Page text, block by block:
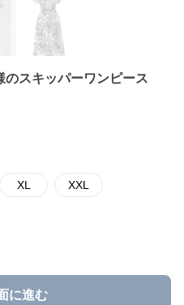
のスキッパーワンピース
XL XXL
に進む